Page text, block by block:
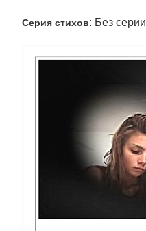
Серия стихов: Без серии